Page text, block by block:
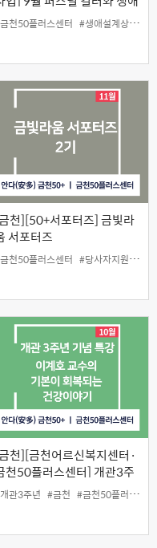
#파워블로그
계 상담
천50플러스센터 #생애설계상담
천][50+서포터즈] 금빛라
서포터즈
천50플러스센터 #당사자지원 #홍
천][금천어르신복지센터·
천50플러스센터] 개관3주
기념 특강 '이계호 교수의
기본이 회복되는 건강이야기'
관3주년 #금천 #금천50플러스센터